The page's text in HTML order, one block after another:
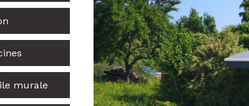
murale